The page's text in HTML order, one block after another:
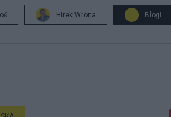
Hirek Wrona Blogi